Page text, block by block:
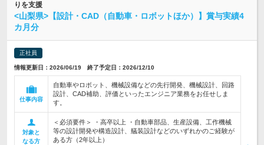
りを支援
<山梨県>【設計・CAD（自動車・ロボットほか）】賞与実績4
カ月分
正社員
情報更新日：2026/06/19 終了予定日：2026/12/10
仕事内容
自動車やロボット、機械設備などの先行開発、機械設計、回路
設計、CAD補助、評価といったエンジニア業務をお任せしま
す。
対象と
なる方
＜必須要件＞ ・高卒以上 ・自動車部品、生産設備、工作機械
等の設計開発や構造設計、艤装設計などのいずれかのご経験が
ある方（2年以上）